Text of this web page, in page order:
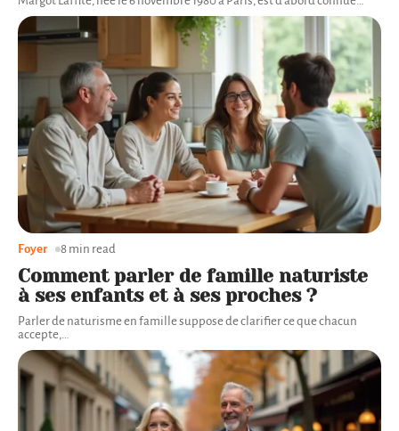
Comment parler de famille naturiste
à ses enfants et à ses proches ?
Parler de naturisme en famille suppose de clarifier ce que chacun
accepte,…
Foyer 8 min read